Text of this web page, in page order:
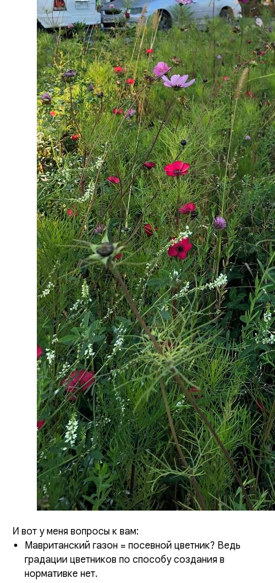
И вот у меня вопросы к вам:
Мавританский газон = посевной цветник? Ведь
градации цветников по способу создания в
нормативке нет.